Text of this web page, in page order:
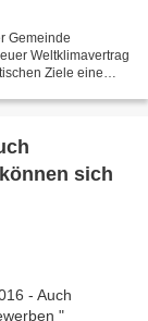
Gemeinde
Weltklimavertrag
Ziele eine
sich